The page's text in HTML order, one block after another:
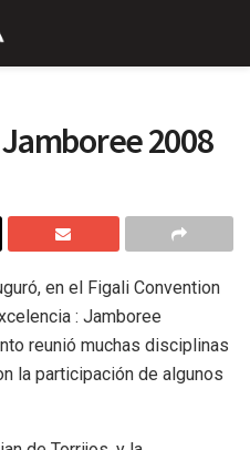
2008
en el Figali Convention
: Jamboree
reunió muchas disciplinas
la participación de algunos